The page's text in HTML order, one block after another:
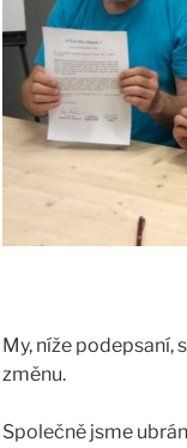
My, níže podepsaní,
změnu.
Společně jsme